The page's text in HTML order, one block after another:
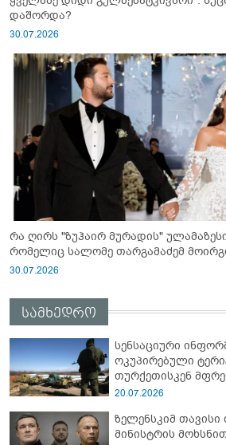
დაშორდა?
30.07.2026
რა ღირს "ზუჰაირ მურადის" ულამაზესი საქორწინო კაბა,
რომელიც სალომე თარგამაძემ
30.07.2026
სამხედრო
სენსაციური
ოკუპირებული
თურქეთისკენ
სამიტი კინაღამ
20.07.2026
ზელენსკიმ
მინისტრის